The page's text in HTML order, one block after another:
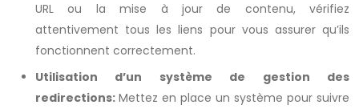
URL ou la mise à jour de contenu, vérifiez
attentivement tous les liens pour vous assurer qu’ils
fonctionnent correctement.
Utilisation d’un système de gestion des
redirections: Mettez en place un système pour suivre